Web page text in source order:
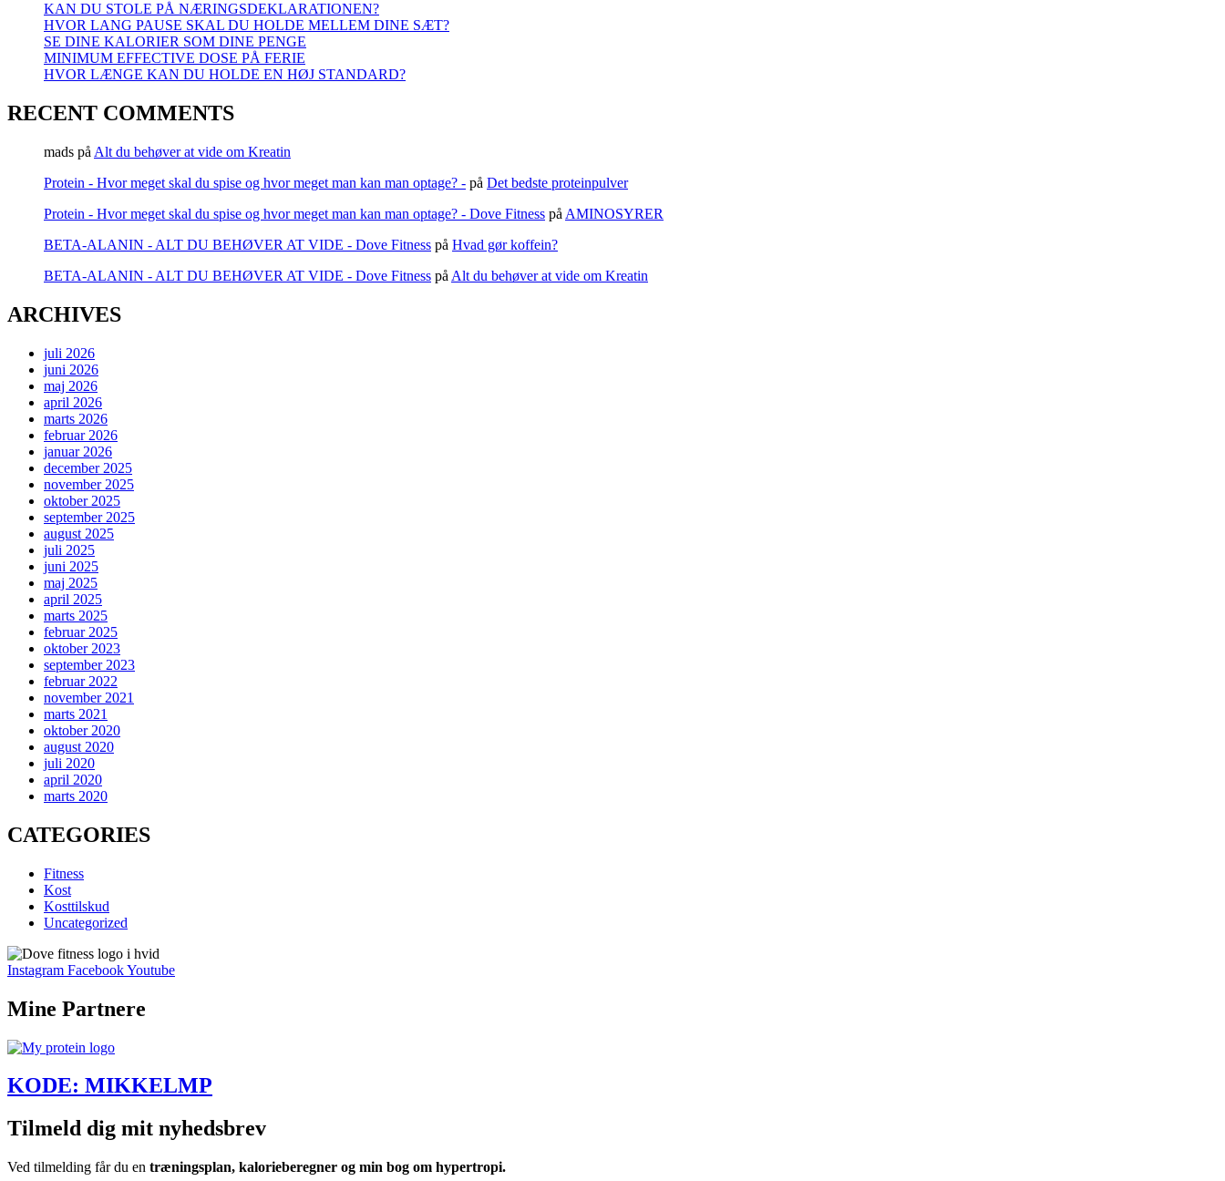
KAN DU STOLE PÅ NÆRINGSDEKLARATIONEN?
HVOR LANG PAUSE SKAL DU HOLDE MELLEM DINE SÆT?
SE DINE KALORIER SOM DINE PENGE
MINIMUM EFFECTIVE DOSE PÅ FERIE
HVOR LÆNGE KAN DU HOLDE EN HØJ STANDARD?
RECENT COMMENTS
mads på Alt du behøver at vide om Kreatin
Protein - Hvor meget skal du spise og hvor meget man kan man optage? - på Det bedste proteinpulver
Protein - Hvor meget skal du spise og hvor meget man kan man optage? - Dove Fitness på AMINOSYRER
BETA-ALANIN - ALT DU BEHØVER AT VIDE - Dove Fitness på Hvad gør koffein?
BETA-ALANIN - ALT DU BEHØVER AT VIDE - Dove Fitness på Alt du behøver at vide om Kreatin
ARCHIVES
juli 2026
juni 2026
maj 2026
april 2026
marts 2026
februar 2026
januar 2026
december 2025
november 2025
oktober 2025
september 2025
august 2025
juli 2025
juni 2025
maj 2025
april 2025
marts 2025
februar 2025
oktober 2023
september 2023
februar 2022
november 2021
marts 2021
oktober 2020
august 2020
juli 2020
april 2020
marts 2020
CATEGORIES
Fitness
Kost
Kosttilskud
Uncategorized
Instagram FacebookYoutube
Mine Partnere
KODE: MIKKELMP
Tilmeld dig mit nyhedsbrev
Ved tilmelding får du en træningsplan, kalorieberegner og min bog om hypertropi.